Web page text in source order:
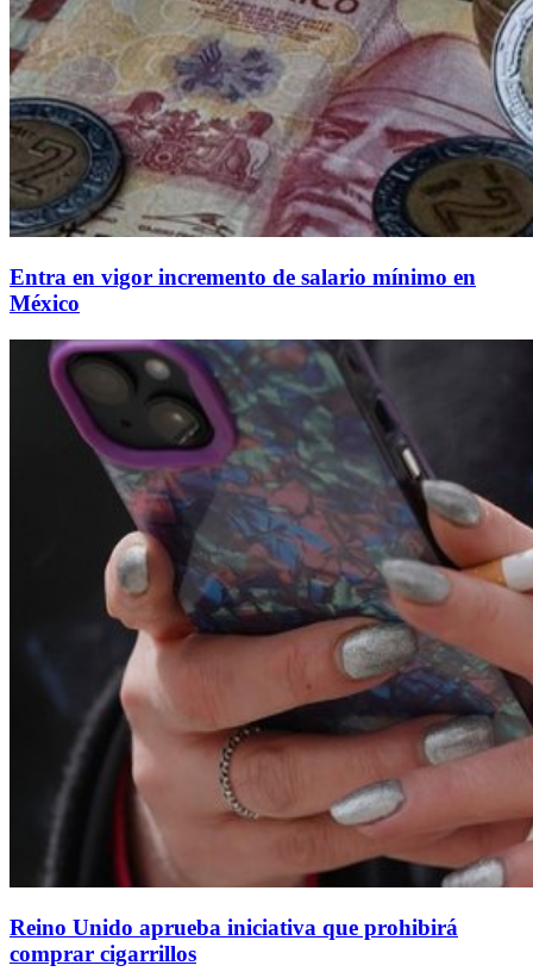
Entra en vigor incremento de salario mínimo en
México
Reino Unido aprueba iniciativa que prohibirá
comprar cigarrillos